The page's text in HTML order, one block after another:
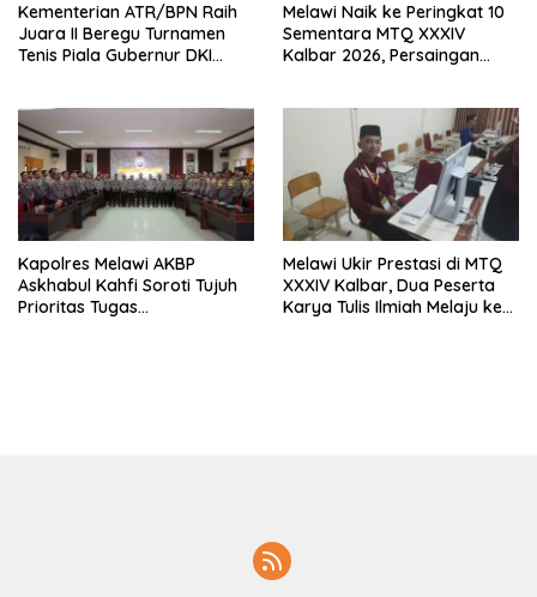
Kementerian ATR/BPN Raih
Juara II Beregu Turnamen
Tenis Piala Gubernur DKI
Melawi Naik ke Peringkat 10
Sementara MTQ XXXIV
Kalbar 2026, Persaingan
Kapolres Melawi AKBP
Askhabul Kahfi Soroti Tujuh
Prioritas Tugas
Melawi Ukir Prestasi di MTQ
XXXIV Kalbar, Dua Peserta
Karya Tulis Ilmiah Melaju ke